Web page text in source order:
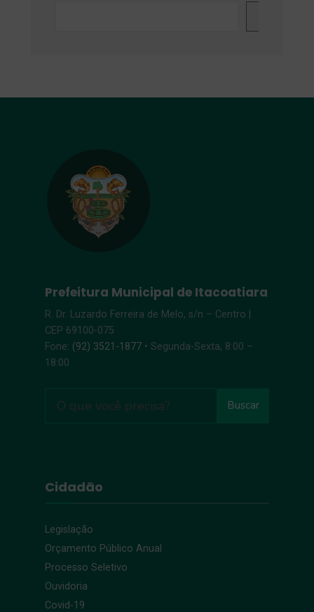
Prefeitura Municipal de Itacoatiara
R. Dr. Luzardo Ferreira de Melo, s/n – Centro |
CEP 69100-075
Fone: (92) 3521-1877 • Segunda-Sexta, 8:00 –
18:00
Buscar
Cidadão
Legislação
Orçamento Público Anual
Processo Seletivo
Ouvidoria
Covid-19